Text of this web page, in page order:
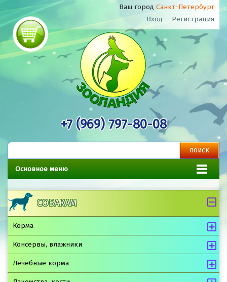
Ваш город Санкт-Петербург
Вход - Регистрация
+7 (969) 797-80-08
Основное меню
СОБАКАМ
Корма
Консервы, влажники
Лечебные корма